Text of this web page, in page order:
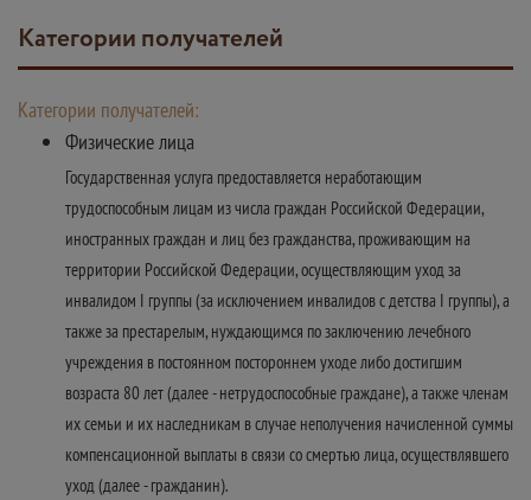
Категории получателей
Категории получателей:
Физические лица
Государственная услуга предоставляется неработающим
трудоспособным лицам из числа граждан Российской Федерации,
иностранных граждан и лиц без гражданства, проживающим на
территории Российской Федерации, осуществляющим уход за
инвалидом I группы (за исключением инвалидов с детства I группы), а
также за престарелым, нуждающимся по заключению лечебного
учреждения в постоянном постороннем уходе либо достигшим
возраста 80 лет (далее - нетрудоспособные граждане), а также членам
их семьи и их наследникам в случае неполучения начисленной суммы
компенсационной выплаты в связи со смертью лица, осуществлявшего
уход (далее - гражданин).